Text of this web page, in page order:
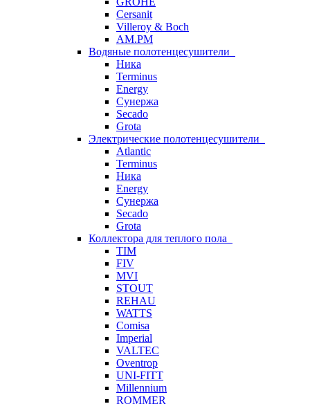
Cersanit
Villeroy & Boch
AM.PM
Водяные полотенцесушители
Ника
Terminus
Energy
Сунержа
Secado
Grota
Электрические полотенцесушители
Atlantic
Terminus
Ника
Energy
Сунержа
Secado
Grota
Коллектора для теплого пола
TIM
FIV
MVI
STOUT
REHAU
WATTS
Comisa
Imperial
VALTEC
Oventrop
UNI-FITT
Millennium
ROMMER